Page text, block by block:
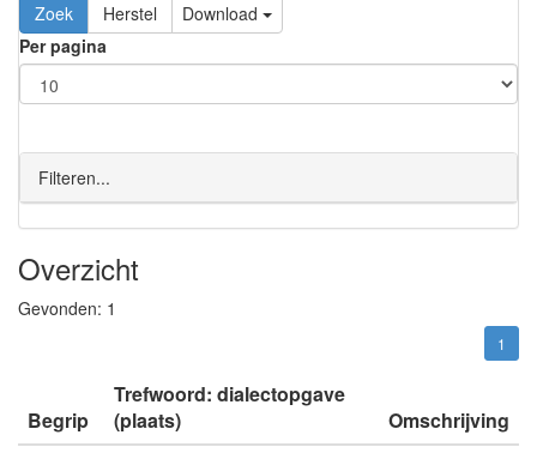
Zoek Herstel
Download
Per pagina
Filteren...
Overzicht
Gevonden: 1
1
Begrip
Trefwoord: dialectopgave
(plaats)
Omschrijving